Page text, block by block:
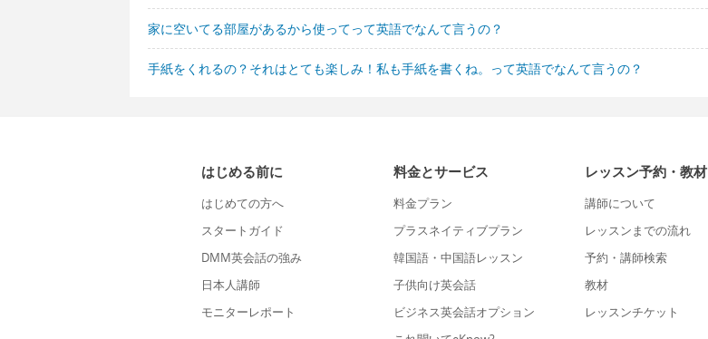
家に空いてる部屋があるから使ってって英語でなんて言うの？
手紙をくれるの？それはとても楽しみ！私も手紙を書くね。って英語でなんて言うの？
はじめる前に
はじめての方へ
スタートガイド
DMM英会話の強み
日本人講師
モニターレポート
料金とサービス
料金プラン
プラスネイティブプラン
韓国語・中国語レッスン
子供向け英会話
ビジネス英会話オプション
レッスン予約・教材
講師について
レッスンまでの流れ
予約・講師検索
教材
レッスンチケット